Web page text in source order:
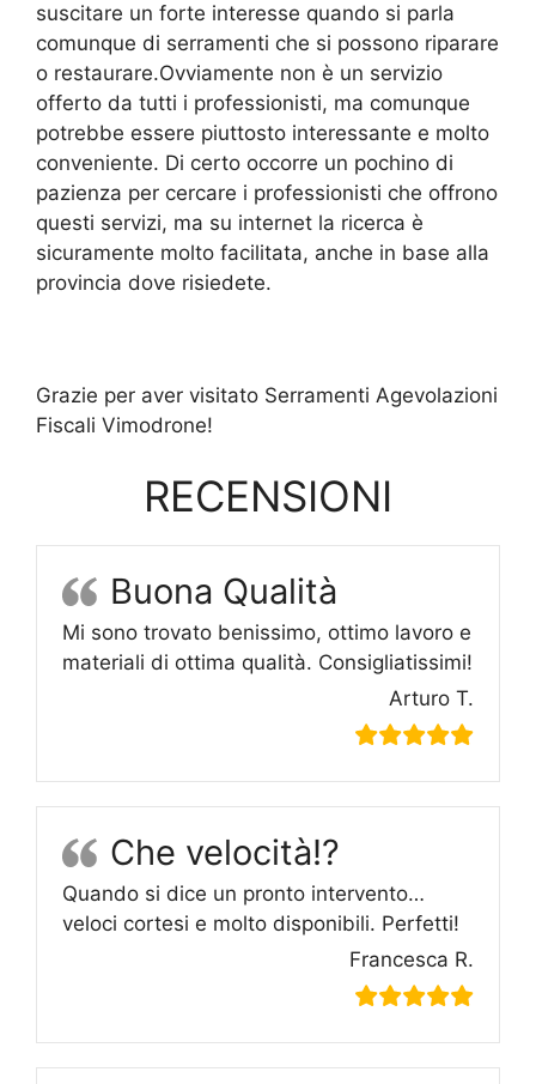
suscitare un forte interesse quando si parla
comunque di serramenti che si possono riparare
o restaurare.Ovviamente non è un servizio
offerto da tutti i professionisti, ma comunque
potrebbe essere piuttosto interessante e molto
conveniente. Di certo occorre un pochino di
pazienza per cercare i professionisti che offrono
questi servizi, ma su internet la ricerca è
sicuramente molto facilitata, anche in base alla
provincia dove risiedete.
Grazie per aver visitato Serramenti Agevolazioni
Fiscali Vimodrone!
RECENSIONI
Buona Qualità
Mi sono trovato benissimo, ottimo lavoro e
materiali di ottima qualità. Consigliatissimi!
Arturo T.
Che velocità!?
Quando si dice un pronto intervento…
veloci cortesi e molto disponibili. Perfetti!
Francesca R.